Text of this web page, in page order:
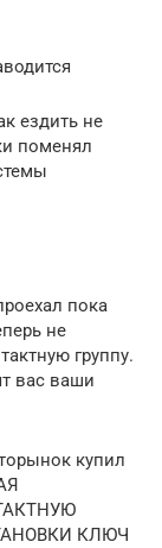
ездить не
поменял
пока
не
группу.
вас ваши
купил
КЛЮЧ